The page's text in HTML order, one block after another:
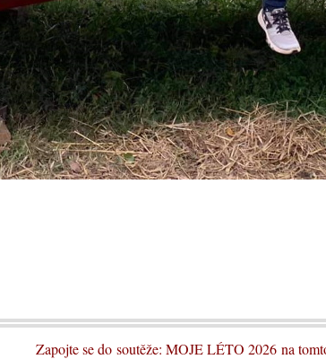
Zapojte se do soutěže: MOJE LÉTO 2026 na